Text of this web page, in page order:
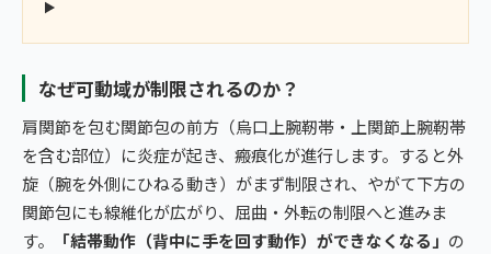
なぜ可動域が制限されるのか？
肩関節を包む関節包の前方（烏口上腕靭帯・上関節上腕靭帯
を含む部位）に炎症が起き、瘢痕化が進行します。すると外
旋（腕を外側にひねる動き）がまず制限され、やがて下方の
関節包にも線維化が広がり、屈曲・外転の制限へと進みま
す。
「結帯動作（背中に手を回す動作）ができなくなる」 の